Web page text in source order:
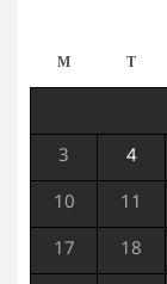
M T
3 4
10 11
17 18